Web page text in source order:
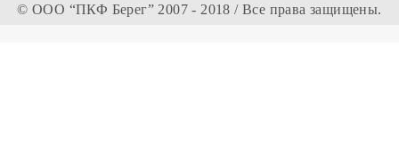
© ООО “ПКФ Берег” 2007 - 2018 / Все права защищены.